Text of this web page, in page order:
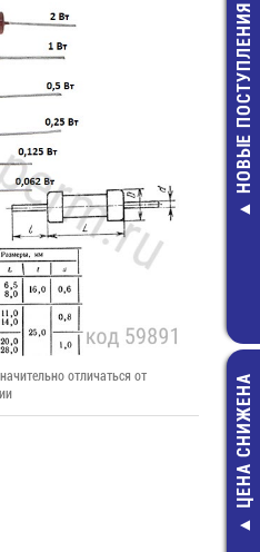
SMAJ5.0A
8,00 руб.
НОВЫЕ ПОСТУПЛЕНИЯ
ЦЕНА СНИЖЕНА
отличаться от